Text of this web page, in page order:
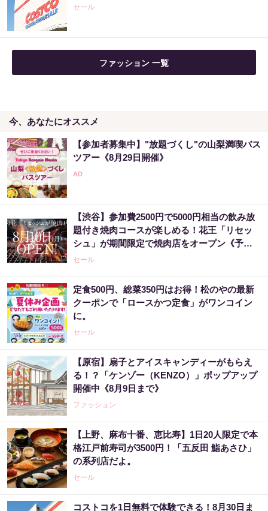
PR（合同会社デジタルファーム ）
「え、こんなセールやってたの？」80％OFF
以上が続々登場！Amazonの本気が...
宝くじが当たる人にだけ共通する“ある特
徴”とは？
PR（合同会社デジタルファーム ）
PR（Acoco.）
セール
ファッション 一覧
今、あなたにオススメ
【参加者募集中】"放題づくし"の山梨満喫バス
ツアー《8月29日開催》
【渋谷】参加費2500円で5000円相当の飲み放
題付き焼肉コースが楽しめる！花王「リセッ
シュ」が期間限定で焼肉店をオープン《予約
受付中》
セール
定食500円、総菜350円はお得！松のやの最新
クーポンで「ロースかつ定食」がワンコイン
に。
セール
【原宿】扇子とアイスキャンディーがもらえ
る！？「ケンゾー（KENZO）」ポップアップ
開催中《8月9日まで》
ファッション
【上野、麻布十番、恵比寿】1日20人限定で本
格江戸前寿司が3500円！「五反田 鮨あさひ」
の系列店だよ。
セール
コストコを1日無料で体験できる！8月30日ま